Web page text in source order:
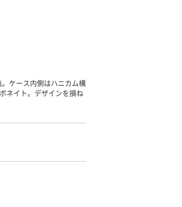
ケース内側はハニカム構
ネイト。デザインを損ね